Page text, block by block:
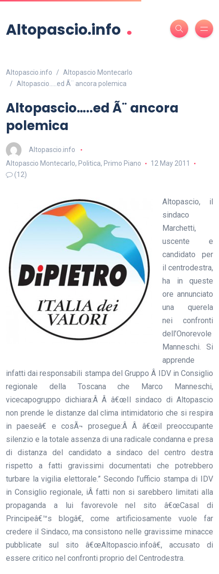
Altopascio.info .
Altopascio.info
Altopascio Montecarlo
Altopascio…..ed Ã¨ ancora polemica
Altopascio…..ed Ã¨ ancora
polemica
Altopascio.info
Altopascio Montecarlo, Politica, Primo Piano
12 May 2011
(12)
Altopascio, il
sindaco
Marchetti,
uscente e
candidato per
il centrodestra,
ha in queste
ore annunciato
una querela
nei confronti
dell’Onorevole
Manneschi. Si
apprende
infatti dai responsabili stampa del Gruppo Â IDV in Consiglio
regionale della Toscana che Marco Manneschi,
vicecapogruppo dichiara:Â Â â€œIl sindaco di Altopascio
non prende le distanze dal clima intimidatorio che si respira
in paeseâ€ e cosÃ¬ prosegue:Â Â â€œil preoccupante
silenzio e la totale assenza di una radicale condanna e presa
di distanza del candidato a sindaco del centro destra
rispetto a fatti gravissimi documentati che potrebbero
turbare la vigilia elettorale.” Secondo l’ufficio stampa di IDV
in Consiglio regionale, iÂ fatti non si sarebbero limitati alla
propaganda a lui favorevole nel sito â€œCasal di
Principeâ€™s blogâ€, come artificiosamente vuole far
credere il Sindaco, ma consistono nelle gravissime minacce
pubblicate sul sito â€œAltopascio.infoâ€, accusato di
essere critico nel confronti proprio del Centrodestra.